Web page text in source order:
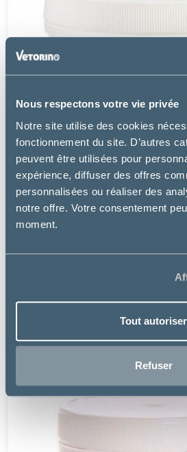
Nous respectons votre vie privée
Notre site utilise des cookies
fonctionnement du site. D’autres
peuvent être utilisées pour
expérience, diffuser des offres
personnalisées ou réaliser des
notre offre. Votre consentement
moment.
Tout autoriser
Refuser
à partir de
41.67€